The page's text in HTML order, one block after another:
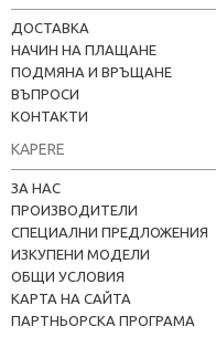
ДОСТАВКА
НАЧИН НА ПЛАЩАНЕ
ПОДМЯНА И ВРЪЩАНЕ
ВЪПРОСИ
КОНТАКТИ
KAPERE
ЗА НАС
ПРОИЗВОДИТЕЛИ
СПЕЦИАЛНИ ПРЕДЛОЖЕНИЯ
ИЗКУПЕНИ МОДЕЛИ
ОБЩИ УСЛОВИЯ
КАРТА НА САЙТА
ПАРТНЬОРСКА ПРОГРАМА